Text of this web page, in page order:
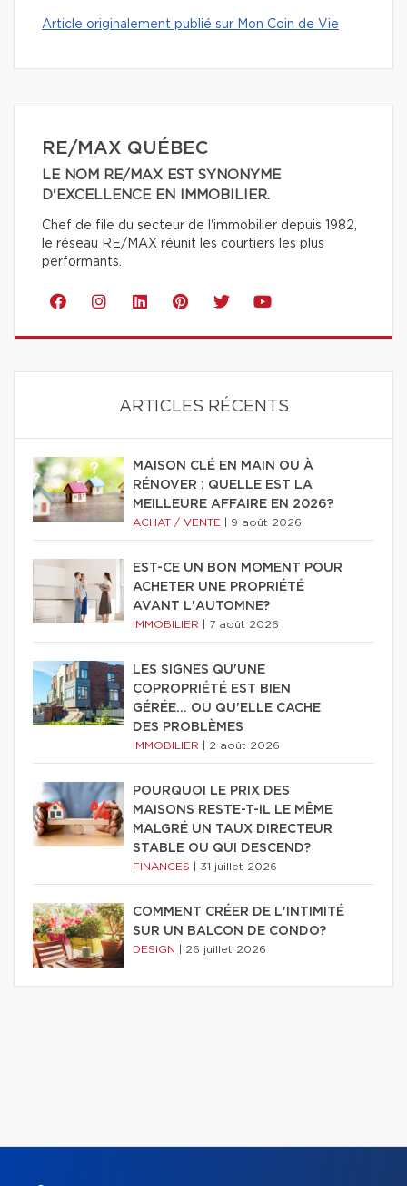
Article originalement publié sur Mon Coin de Vie
RE/MAX QUÉBEC
LE NOM RE/MAX EST SYNONYME
D'EXCELLENCE EN IMMOBILIER.
Chef de file du secteur de l'immobilier depuis 1982,
le réseau RE/MAX réunit les courtiers les plus
performants.
ARTICLES RÉCENTS
MAISON CLÉ EN MAIN OU À
RÉNOVER : QUELLE EST LA
MEILLEURE AFFAIRE EN 2026?
ACHAT / VENTE 9 août 2026
EST-CE UN BON MOMENT POUR
ACHETER UNE PROPRIÉTÉ
AVANT L'AUTOMNE?
IMMOBILIER 7 août 2026
LES SIGNES QU'UNE
COPROPRIÉTÉ EST BIEN
GÉRÉE… OU QU'ELLE CACHE
DES PROBLÈMES
IMMOBILIER 2 août 2026
POURQUOI LE PRIX DES
MAISONS RESTE-T-IL LE MÊME
MALGRÉ UN TAUX DIRECTEUR
STABLE OU QUI DESCEND?
FINANCES 31 juillet 2026
COMMENT CRÉER DE L'INTIMITÉ
SUR UN BALCON DE CONDO?
DESIGN 26 juillet 2026